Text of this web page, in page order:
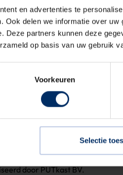
en advertenties te
Ook delen we informatie over
Deze partners kunnen deze
op basis van uw gebruik
Voorkeuren
Selectie
van
functies en hebben
nodigen de velden
De vele
zijn ingericht als
zoals
obstakelvrije
ondergrondse
en de diverse
door PUTkast BV.